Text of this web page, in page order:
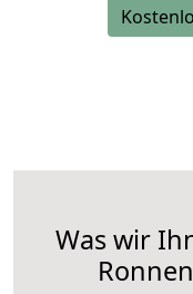
Was wir